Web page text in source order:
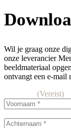
Wil je graag onze
onze leverancier
beeldmateriaal
ontvangt een e-mail
(Vereist)